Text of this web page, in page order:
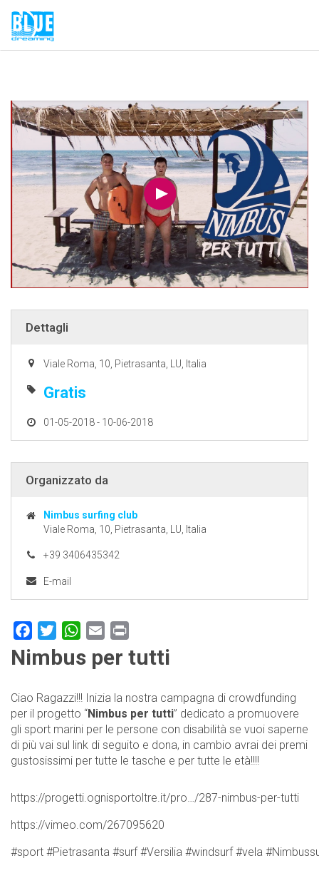
Dettagli
Viale Roma, 10, Pietrasanta, LU, Italia
Gratis
01-05-2018 - 10-06-2018
Organizzato da
Nimbus surfing club
Viale Roma, 10, Pietrasanta, LU, Italia
+39 3406435342
E-mail
FacebookTwitterWhatsApp
Email
Nimbus per tutti
Ciao Ragazzi!!! Inizia la nostra campagna di crowdfunding
per il progetto “Nimbus per tutti” dedicato a promuovere
gli sport marini per le persone con disabilità se vuoi saperne
di più vai sul link di seguito e dona, in cambio avrai dei premi
gustosissimi per tutte le tasche e per tutte le età!!!!
https://progetti.ognisportoltre.it/pro…/287-nimbus-per-tutti
https://vimeo.com/267095620
#sport #Pietrasanta #surf #Versilia #windsurf #vela #